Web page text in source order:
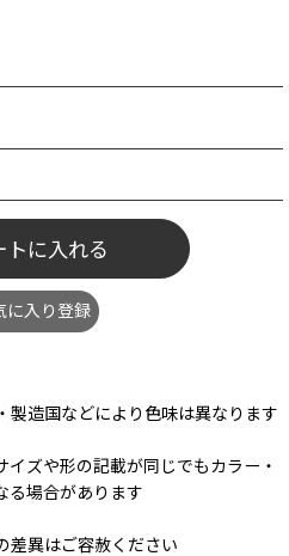
トに入れる
に入り登録
製造国などにより色味は異なります
ズや形の記載が同じでもカラー・
る場合があります
差異はご容赦ください